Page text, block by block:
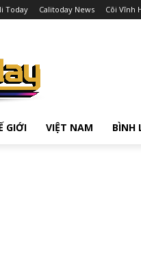
Today Calitoday News Cõi Vĩnh
GIỚI VIỆT NAM BÌNH